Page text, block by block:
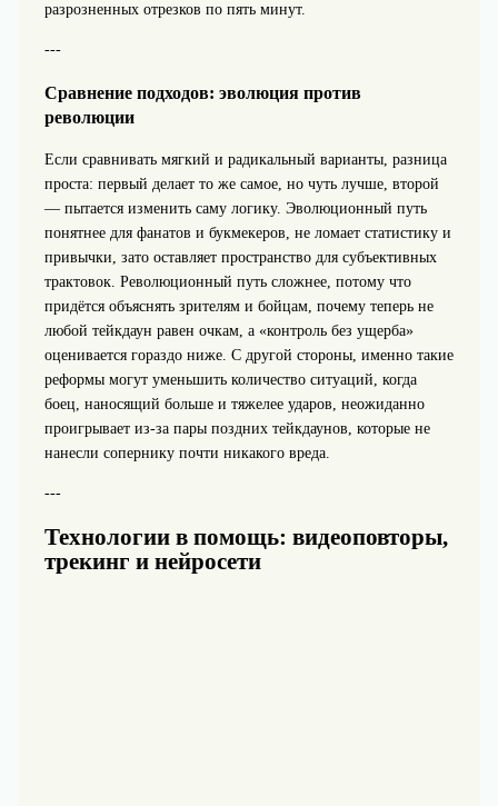
разрозненных отрезков по пять минут.
---
Сравнение подходов: эволюция против
революции
Если сравнивать мягкий и радикальный варианты, разница
проста: первый делает то же самое, но чуть лучше, второй
— пытается изменить саму логику. Эволюционный путь
понятнее для фанатов и букмекеров, не ломает статистику и
привычки, зато оставляет пространство для субъективных
трактовок. Революционный путь сложнее, потому что
придётся объяснять зрителям и бойцам, почему теперь не
любой тейкдаун равен очкам, а «контроль без ущерба»
оценивается гораздо ниже. С другой стороны, именно такие
реформы могут уменьшить количество ситуаций, когда
боец, наносящий больше и тяжелее ударов, неожиданно
проигрывает из‑за пары поздних тейкдаунов, которые не
нанесли сопернику почти никакого вреда.
---
Технологии в помощь: видеоповторы,
трекинг и нейросети